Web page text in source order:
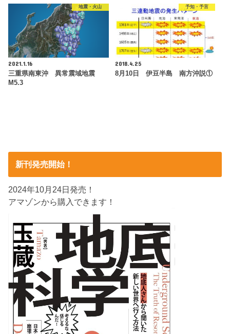
地震・火山
2021.1.16
三重県南東沖 異常震域地震
M5.3
予知・予言
2018.4.25
8月10日 伊豆半島 南方沖説①
新刊発売開始！
2024年10月24日発売！
アマゾンから購入できます！